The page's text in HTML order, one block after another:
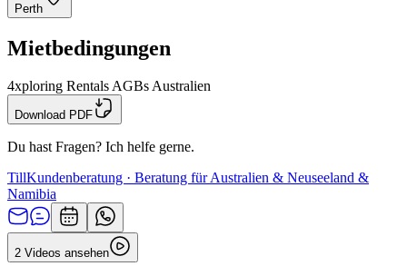
Perth
Mietbedingungen
4xploring Rentals AGBs Australien
Download PDF
Du hast Fragen? Ich helfe gerne.
TillKundenberatung · Beratung für Australien & Neuseeland &
Namibia
2 Videos ansehen